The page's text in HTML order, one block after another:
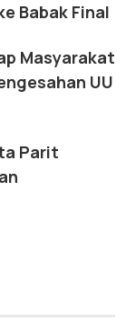
Babak Final
Masyarakat
UU
Parit